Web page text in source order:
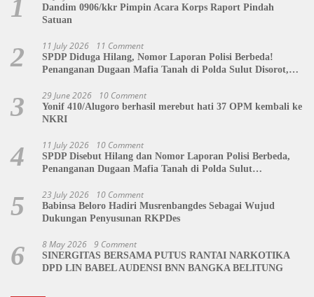
1
Dandim 0906/kkr Pimpin Acara Korps Raport Pindah
Satuan
2 11 July 2026 11 Comment
SPDP Diduga Hilang, Nomor Laporan Polisi Berbeda!
Penanganan Dugaan Mafia Tanah di Polda Sulut Disorot,
3 29 June 2026 10 Comment
Yonif 410/Alugoro berhasil merebut hati 37 OPM kembali ke
NKRI
4 11 July 2026 10 Comment
SPDP Disebut Hilang dan Nomor Laporan Polisi Berbeda,
Penanganan Dugaan Mafia Tanah di Polda Sulut
5 23 July 2026 10 Comment
Babinsa Beloro Hadiri Musrenbangdes Sebagai Wujud
Dukungan Penyusunan RKPDes
6 8 May 2026 9 Comment
SINERGITAS BERSAMA PUTUS RANTAI NARKOTIKA
DPD LIN BABEL AUDENSI BNN BANGKA BELITUNG